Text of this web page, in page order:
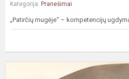
Kategorija: Pranešimai
„Patirčių mugėje“ – kompetencijų